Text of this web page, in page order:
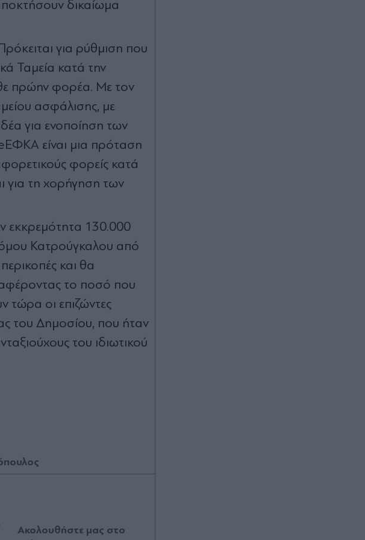
δικαίωμα
για ρύθμιση που
Ταμεία κατά την
πρώην φορέα. Με τον
ασφάλισης, με
για ενοποίηση των
είναι μια πρόταση
φορείς κατά
για τη χορήγηση των
εκκρεμότητα 130.000
Κατρούγκαλου από
και θα
το ποσό που
τώρα οι επιζώντες
του Δημοσίου, που ήταν
του ιδιωτικού
Ακολουθήστε μας στο